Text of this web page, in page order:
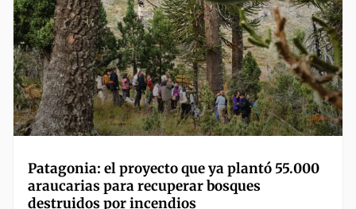
Patagonia: el proyecto que ya plantó 55.000
araucarias para recuperar bosques
destruidos por incendios